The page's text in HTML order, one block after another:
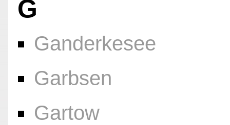
G
Ganderkesee
Garbsen
Gartow